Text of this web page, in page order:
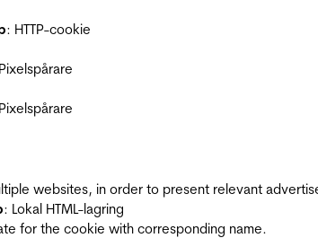
: HTTP-cookie
websites, in order to present relevant
: Lokal HTML-lagring
for the cookie with corresponding name.